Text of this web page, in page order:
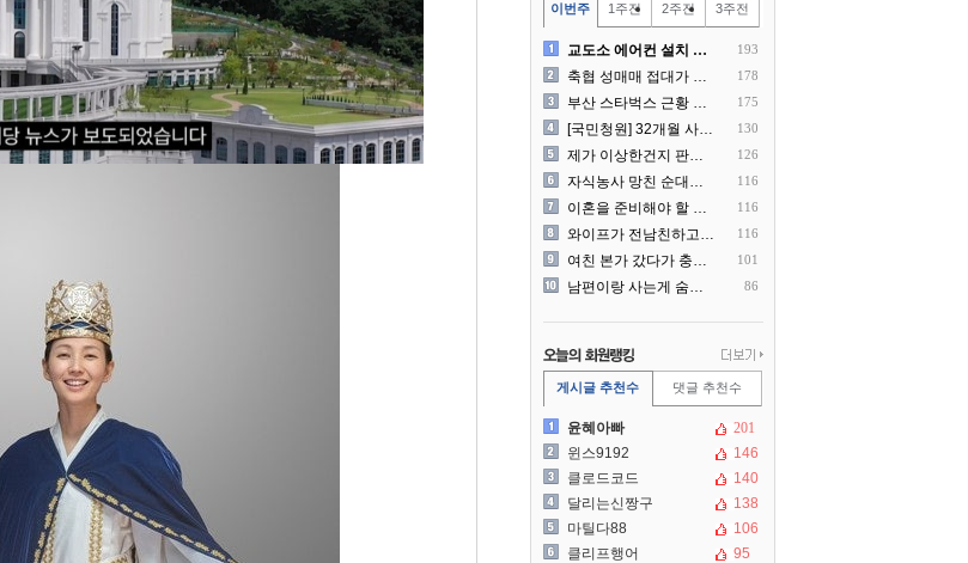
이번주 1주전 2주전 3주전
교도소 에어컨 설치 논란.... 193
축협 성매매 접대가 더 충격.. 178
부산 스타벅스 근황 ㅎㄷㄷ 175
[국민청원] 32개월 사랑하.. 130
제가 이상한건지 판단 부탁드.. 126
자식농사 망친 순대국집 사장.. 116
이혼을 준비해야 할 것 같습.. 116
와이프가 전남친하고 해외여행.. 116
여친 본가 갔다가 충격 먹은.. 101
남편이랑 사는게 숨막힌다는 .. 86
게시글 추천수 댓글 추천수
윤혜아빠
201
윈스9192
146
클로드코드
140
달리는신짱구
138
마틸다88
106
클리프행어
95